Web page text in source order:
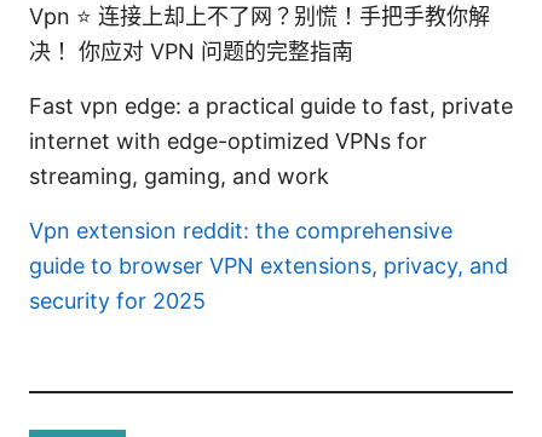
Vpn ⭐ 连接上却上不了网？别慌！手把手教你解
决！ 你应对 VPN 问题的完整指南
Fast vpn edge: a practical guide to fast, private
internet with edge-optimized VPNs for
streaming, gaming, and work
Vpn extension reddit: the comprehensive
guide to browser VPN extensions, privacy, and
security for 2025